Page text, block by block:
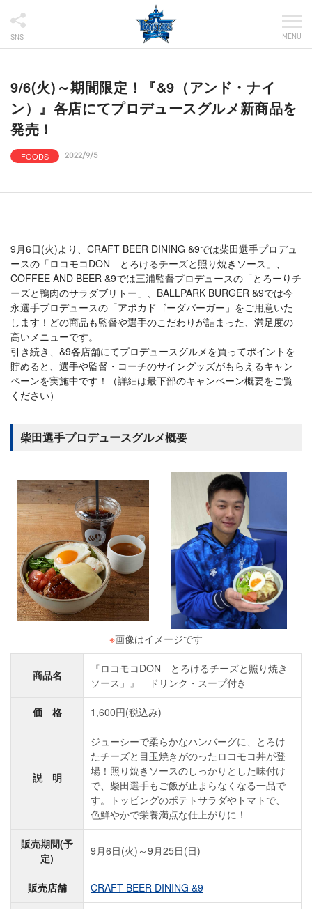
SNS MENU
9/6(火)～期間限定！『&9（アンド・ナイ
ン）』各店にてプロデュースグルメ新商品を
発売！
FOODS 2022/9/5
9月6日(火)より、CRAFT BEER DINING &9では柴田選手プロデュ
ースの「ロコモコDON とろけるチーズと照り焼きソース」、
COFFEE AND BEER &9では三浦監督プロデュースの「とろーりチ
ーズと鴨肉のサラダブリトー」、BALLPARK BURGER &9では今
永選手プロデュースの「アボカドゴーダバーガー」をご用意いた
します！どの商品も監督や選手のこだわりが詰まった、満足度の
高いメニューです。
引き続き、&9各店舗にてプロデュースグルメを買ってポイントを
貯めると、選手や監督・コーチのサイングッズがもらえるキャン
ペーンを実施中です！（詳細は最下部のキャンペーン概要をご覧
ください）
柴田選手プロデュースグルメ概要
※画像はイメージです
商品名
『ロコモコDON とろけるチーズと照り焼き
ソース」』 ドリンク・スープ付き
価 格 1,600円(税込み)
説 明
ジューシーで柔らかなハンバーグに、とろけ
たチーズと目玉焼きがのったロコモコ丼が登
場！照り焼きソースのしっかりとした味付け
で、柴田選手もご飯が止まらなくなる一品で
す。トッピングのポテトサラダやトマトで、
色鮮やかで栄養満点な仕上がりに！
販売期間(予
定)
9月6日(火)～9月25日(日)
販売店舗 CRAFT BEER DINING &9